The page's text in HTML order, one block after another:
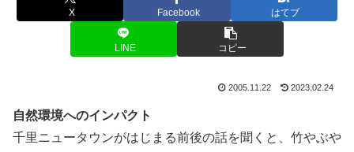
X Facebook はてブ
LINE コピー
2005.11.22 2023.02.24
自然環境へのインパクト
千里ニュータウンがはじまる前後の話を聞くと、竹やぶや